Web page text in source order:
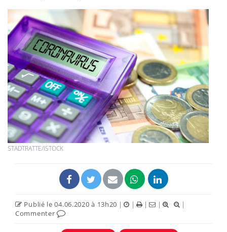
STADTRATTE/ISTOCK
Publié le 04.06.2020 à 13h20 | | | |
|
Commenter